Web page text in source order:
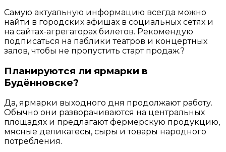
Самую актуальную информацию всегда можно
найти в городских афишах в социальных сетях и
на сайтах-агрегаторах билетов. Рекомендую
подписаться на паблики театров и концертных
залов, чтобы не пропустить старт продаж.?
Планируются ли ярмарки в
Будённовске?
Да, ярмарки выходного дня продолжают работу.
Обычно они разворачиваются на центральных
площадях и предлагают фермерскую продукцию,
мясные деликатесы, сыры и товары народного
потребления.